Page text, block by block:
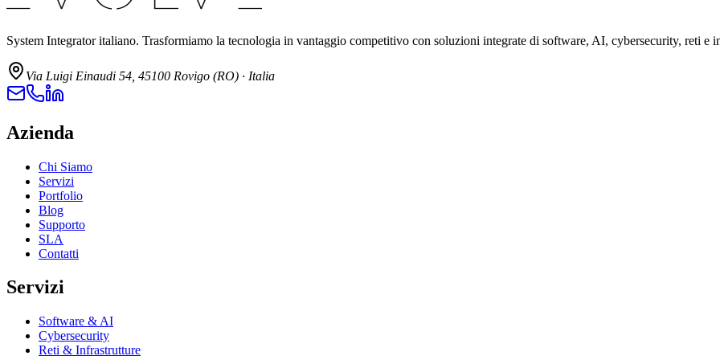
System Integrator italiano. Trasformiamo la tecnologia in vantaggio competitivo con soluzioni integrate di software, AI, cybersecurity, reti e
Via Luigi Einaudi 54, 45100 Rovigo (RO) · Italia
Azienda
Chi Siamo
Servizi
Portfolio
Blog
Supporto
SLA
Contatti
Servizi
Software & AI
Cybersecurity
Reti & Infrastrutture